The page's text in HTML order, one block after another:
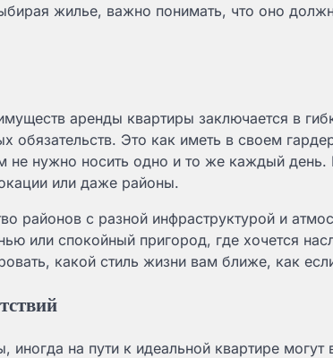
жилье, важно понимать, что оно
аренды квартиры заключается в
обязательств. Это как иметь в своем
не нужно носить одно и то же каждый
или даже районы.
районов с разной инфраструктурой и
или спокойный пригород, где хочется
какой стиль жизни вам ближе, как
на пути к идеальной квартире